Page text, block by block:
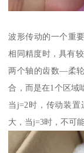
波形传动的一个重
相同精度时，具有
两个轴的齿数—柔
合，而是在1个区域
当j=2时，传动装
大，当j=3时，不可